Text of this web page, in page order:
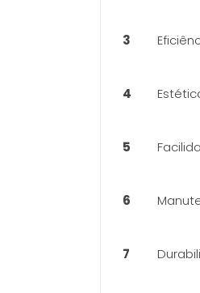
3
4
5
6
7